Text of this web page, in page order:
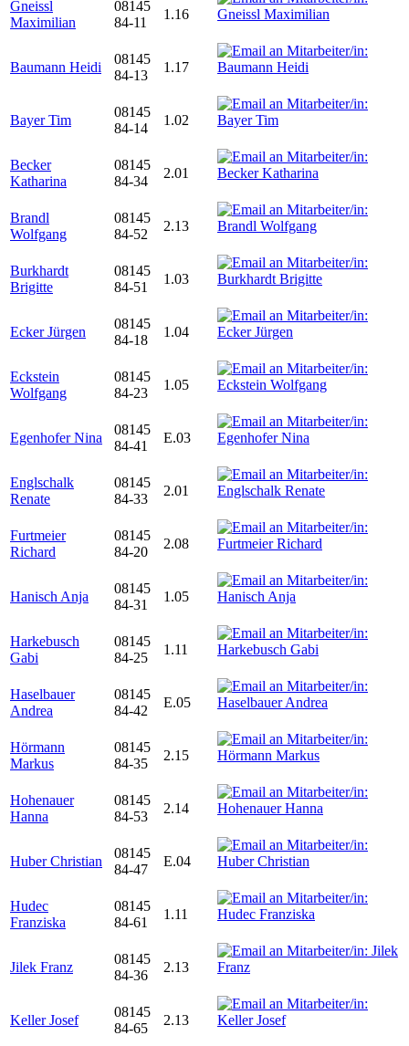
Gneissl
Maximilian
08145
84-11
1.16
Baumann Heidi
08145
84-13
1.17
Bayer Tim
08145
84-14
1.02
Becker
Katharina
08145
84-34
2.01
Brandl
Wolfgang
08145
84-52
2.13
Burkhardt
Brigitte
08145
84-51
1.03
Ecker Jürgen
08145
84-18
1.04
Eckstein
Wolfgang
08145
84-23
1.05
Egenhofer Nina
08145
84-41
E.03
Englschalk
Renate
08145
84-33
2.01
Furtmeier
Richard
08145
84-20
2.08
Hanisch Anja
08145
84-31
1.05
Harkebusch
Gabi
08145
84-25
1.11
Haselbauer
Andrea
08145
84-42
E.05
Hörmann
Markus
08145
84-35
2.15
Hohenauer
Hanna
08145
84-53
2.14
Huber Christian
08145
84-47
E.04
Hudec
Franziska
08145
84-61
1.11
Jilek Franz
08145
84-36
2.13
Keller Josef
08145
84-65
2.13